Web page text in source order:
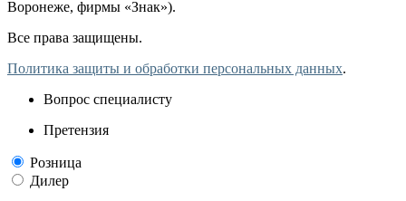
Воронеже, фирмы «Знак»).
Все права защищены.
Политика защиты и обработки персональных данных.
Вопрос специалисту
Претензия
Розница
Дилер